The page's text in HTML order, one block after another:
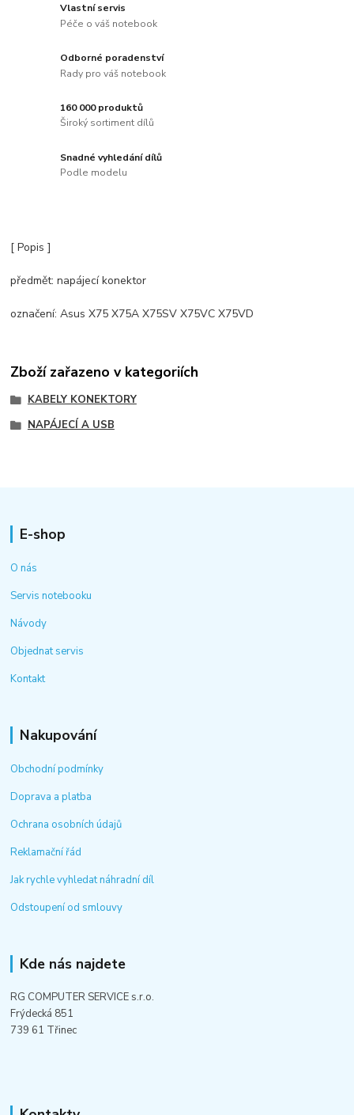
Vlastní servis
Péče o váš notebook
Odborné poradenství
Rady pro váš notebook
160 000 produktů
Široký sortiment dílů
Snadné vyhledání dílů
Podle modelu
[ Popis ]
předmět: napájecí konektor
označení: Asus X75 X75A X75SV X75VC X75VD
Zboží zařazeno v kategoriích
KABELY KONEKTORY
NAPÁJECÍ A USB
E-shop
O nás
Servis notebooku
Návody
Objednat servis
Kontakt
Nakupování
Obchodní podmínky
Doprava a platba
Ochrana osobních údajů
Reklamační řád
Jak rychle vyhledat náhradní díl
Odstoupení od smlouvy
Kde nás najdete
RG COMPUTER SERVICE s.r.o.
Frýdecká 851
739 61 Třinec